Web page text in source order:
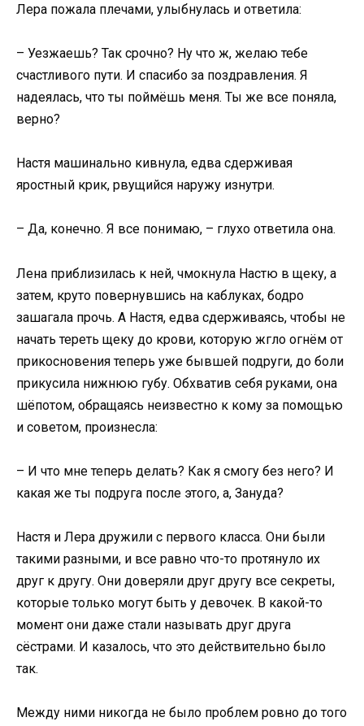
Лера пожала плечами, улыбнулась и ответила:
– Уезжаешь? Так срочно? Ну что ж, желаю тебе
счастливого пути. И спасибо за поздравления. Я
надеялась, что ты поймёшь меня. Ты же все поняла,
верно?
Настя машинально кивнула, едва сдерживая
яростный крик, рвущийся наружу изнутри.
– Да, конечно. Я все понимаю, – глухо ответила она.
Лена приблизилась к ней, чмокнула Настю в щеку, а
затем, круто повернувшись на каблуках, бодро
зашагала прочь. А Настя, едва сдерживаясь, чтобы не
начать тереть щеку до крови, которую жгло огнём от
прикосновения теперь уже бывшей подруги, до боли
прикусила нижнюю губу. Обхватив себя руками, она
шёпотом, обращаясь неизвестно к кому за помощью
и советом, произнесла:
– И что мне теперь делать? Как я смогу без него? И
какая же ты подруга после этого, а, Зануда?
Настя и Лера дружили с первого класса. Они были
такими разными, и все равно что-то протянуло их
друг к другу. Они доверяли друг другу все секреты,
которые только могут быть у девочек. В какой-то
момент они даже стали называть друг друга
сёстрами. И казалось, что это действительно было
так.
Между ними никогда не было проблем ровно до того